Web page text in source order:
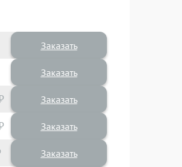
Заказать
Заказать